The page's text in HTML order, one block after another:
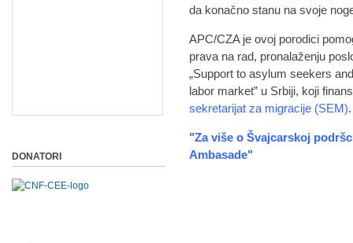
da konačno stanu na svoje
APC/CZA je ovoj porodici
prava na rad, pronalaženju
„Support to asylum seekers
labor market” u Srbiji, koji
sekretarijat za migracije (SEM).
"Za više o Švajcarskoj
Ambasade"
DONATORI